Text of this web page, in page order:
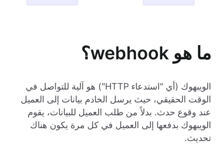
ما هو webhook؟
الويبهوك (أي "استدعاء HTTP") هو آلية للتواصل في
الوقت الحقيقي، حيث يرسل الخادم بيانات إلى العميل
عند وقوع حدث. بدلاً من طلب العميل للبيانات، يقوم
الويبهوك بدفعها إلى العميل في كل مرة يكون هناك
تحديث.